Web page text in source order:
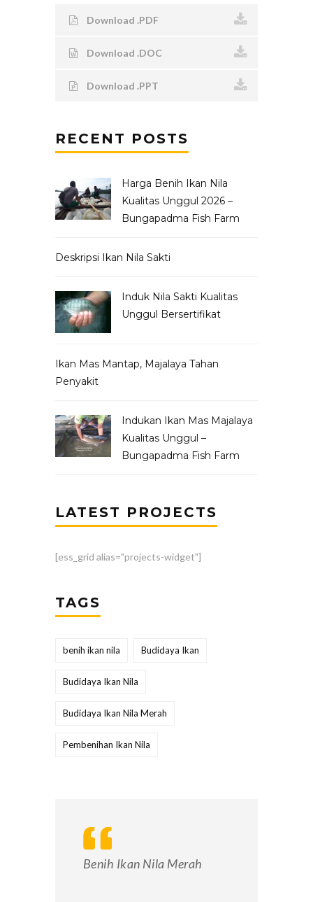
Download .PDF
Download .DOC
Download .PPT
RECENT POSTS
Harga Benih Ikan Nila
Kualitas Unggul 2026 –
Bungapadma Fish Farm
Deskripsi Ikan Nila Sakti
Induk Nila Sakti Kualitas
Unggul Bersertifikat
Ikan Mas Mantap, Majalaya Tahan
Penyakit
Indukan Ikan Mas Majalaya
Kualitas Unggul –
Bungapadma Fish Farm
LATEST PROJECTS
[ess_grid alias="projects-widget"]
TAGS
benih ikan nila Budidaya Ikan
Budidaya Ikan Nila
Budidaya Ikan Nila Merah
Pembenihan Ikan Nila
Benih Ikan Nila Merah